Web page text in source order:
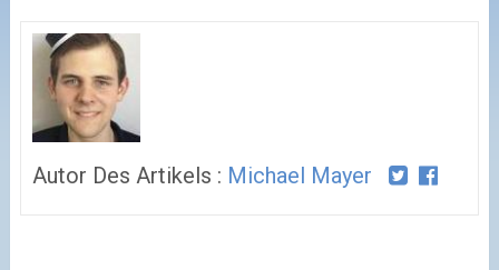
Autor Des Artikels : Michael Mayer